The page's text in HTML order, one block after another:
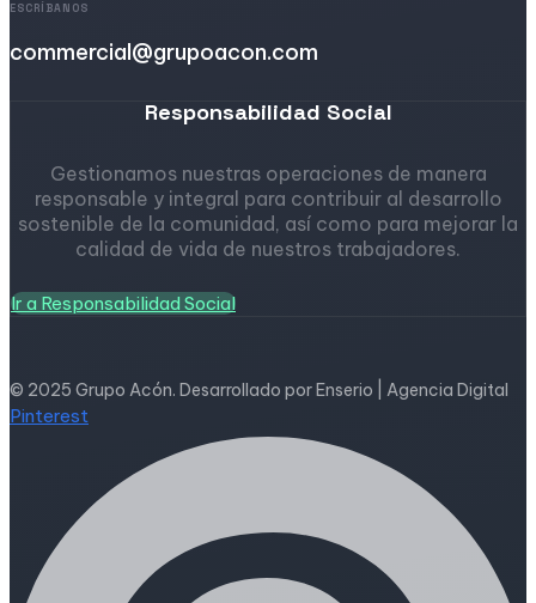
ESCRÍBANOS
commercial@grupoacon.com
Responsabilidad Social
Gestionamos nuestras operaciones de manera
responsable y integral para contribuir al desarrollo
sostenible de la comunidad, así como para mejorar la
calidad de vida de nuestros trabajadores.
Ir a Responsabilidad Social
© 2025 Grupo Acón. Desarrollado por Enserio | Agencia Digital
Pinterest